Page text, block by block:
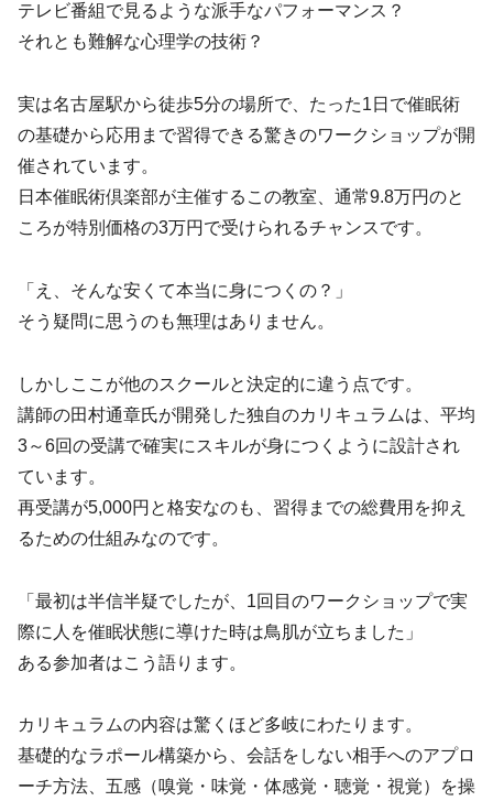
テレビ番組で見るような派手なパフォーマンス？
それとも難解な心理学の技術？
実は名古屋駅から徒歩5分の場所で、たった1日で催眠術
の基礎から応用まで習得できる驚きのワークショップが開
催されています。
日本催眠術倶楽部が主催するこの教室、通常9.8万円のと
ころが特別価格の3万円で受けられるチャンスです。
「え、そんな安くて本当に身につくの？」
そう疑問に思うのも無理はありません。
しかしここが他のスクールと決定的に違う点です。
講師の田村通章氏が開発した独自のカリキュラムは、平均
3～6回の受講で確実にスキルが身につくように設計され
ています。
再受講が5,000円と格安なのも、習得までの総費用を抑え
るための仕組みなのです。
「最初は半信半疑でしたが、1回目のワークショップで実
際に人を催眠状態に導けた時は鳥肌が立ちました」
ある参加者はこう語ります。
カリキュラムの内容は驚くほど多岐にわたります。
基礎的なラポール構築から、会話をしない相手へのアプロ
ーチ方法、五感（嗅覚・味覚・体感覚・聴覚・視覚）を操